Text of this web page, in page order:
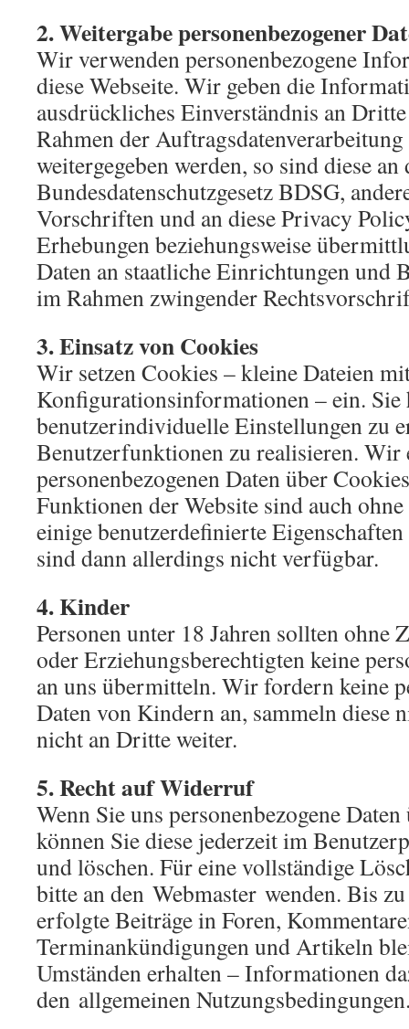
2. Weitergabe personenbezogener
Wir verwenden personenbezogene
diese Webseite. Wir geben die
ausdrückliches Einverständnis an
Rahmen der
weitergegeben werden, so sind diese an
Bundesdatenschutzgesetz BDSG,
Vorschriften und an diese Privacy
Erhebungen beziehungsweise
Daten an staatliche Einrichtungen und
im Rahmen zwingender
3. Einsatz von Cookies
Wir setzen Cookies – kleine Dateien
Konfigurationsinformationen – ein. Sie
benutzerindividuelle Einstellungen zu
Benutzerfunktionen zu realisieren. Wir
personenbezogenen Daten über
Funktionen der Website sind auch
einige benutzerdefinierte
sind dann allerdings nicht verfügbar.
4. Kinder
Personen unter 18 Jahren sollten ohne
oder Erziehungsberechtigten keine
an uns übermitteln. Wir fordern keine
Daten von Kindern an, sammeln diese
nicht an Dritte weiter.
5. Recht auf Widerruf
Wenn Sie uns personenbezogene Daten
können Sie diese jederzeit im
und löschen. Für eine vollständige
bitte an den Webmaster wenden. Bis
erfolgte Beiträge in Foren,
Terminankündigungen und Artikeln
Umständen erhalten – Informationen
den allgemeinen